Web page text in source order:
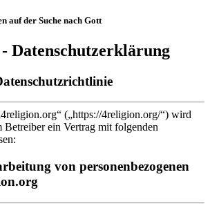
auf der Suche nach Gott
Datenschutzerklärung
(„https://4religion.org/“) wird
Betreiber ein Vertrag mit folgenden
von personenbezogenen